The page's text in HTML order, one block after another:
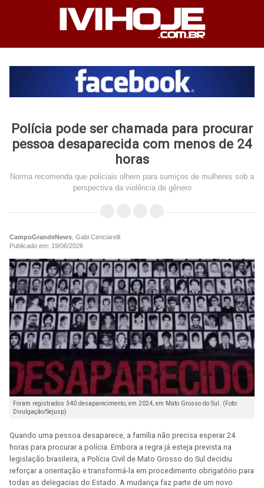
Polícia pode ser chamada para procurar
pessoa desaparecida com menos de 24
horas
Norma recomenda que policiais olhem para sumiços de mulheres sob a
perspectiva da violência de gênero
CampoGrandeNews , Gabi Cenciarelli
Publicado em: 19/06/2026
Foram registrados 340 desaparecimento, em 2024, em Mato Grosso do Sul. (Foto:
Divulgação/Sejusp)
Quando uma pessoa desaparece, a família não precisa esperar 24
horas para procurar a polícia. Embora a regra já esteja prevista na
legislação brasileira, a Polícia Civil de Mato Grosso do Sul decidiu
reforçar a orientação e transformá-la em procedimento obrigatório para
todas as delegacias do Estado. A mudança faz parte de um novo